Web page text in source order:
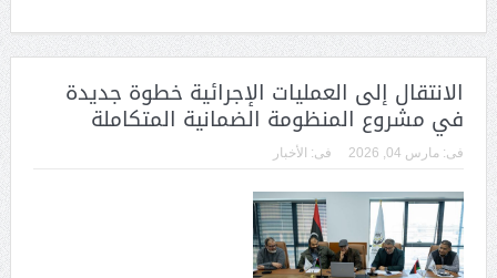
الانتقال إلى العمليات الإجرائية خطوة جديدة
في مشروع المنظومة الضمانية المتكاملة
فى: مارس 04, 2026 فى: الأخبار